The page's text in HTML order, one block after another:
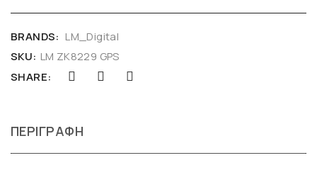
BRANDS: LM_Digital
SKU: LM ZK8229 GPS
SHARE:
ΠΕΡΙΓΡΑΦΉ